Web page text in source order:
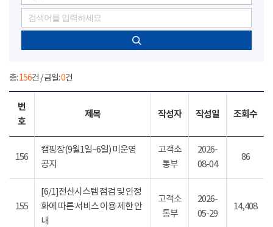
총:156건 / 금일:0건
번
호
제목 작성자 작성일 조회수
156
캠핑장(9월1일~6일) 미운영
공지
고객소
통부
2026-
08-04
86
155
[6/1]전산시스템 점검 및 안정
화에 따른 서비스 이용 제한 안
내
고객소
통부
2026-
05-29
14,408